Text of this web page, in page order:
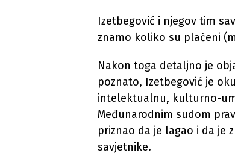
Izetbegović i njegov tim
znamo koliko su plaćeni
Nakon toga detaljno je
poznato, Izetbegović je
intelektualnu, kulturno-
Međunarodnim sudom
priznao da je lagao i da je
savjetnike.